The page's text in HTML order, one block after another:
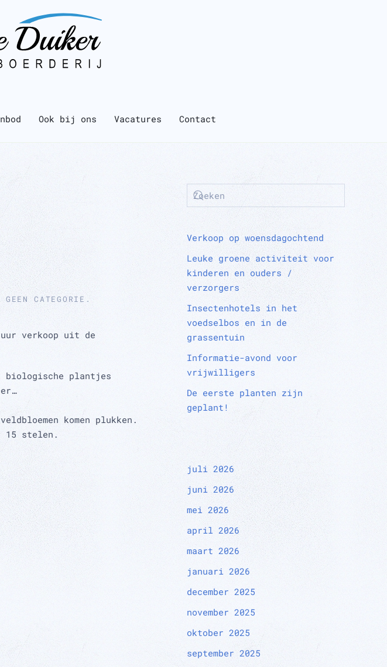
Ook bij ons Vacatures Contact
GEEN CATEGORIE .
uur verkoop uit de
biologische plantjes
komen plukken.
15 stelen.
Verkoop op woensdagochtend
Leuke groene activiteit voor
kinderen en ouders /
verzorgers
Insectenhotels in het
voedselbos en in de
grassentuin
Informatie-avond voor
vrijwilligers
De eerste planten zijn
geplant!
juli 2026
juni 2026
mei 2026
april 2026
maart 2026
januari 2026
december 2025
november 2025
oktober 2025
september 2025